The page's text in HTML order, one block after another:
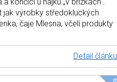
jak výrobky středokluckých
čaje Mlesna, včelí produkty
Detail článku